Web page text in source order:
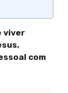
viver
com